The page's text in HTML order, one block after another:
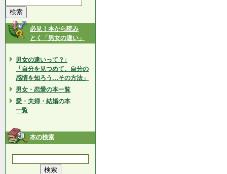
必見！本から読み
とく「男女の違い」
男女の違いって？↓
「自分を見つめて、自分の
感情を知ろう…その方法」
男女・恋愛の本一覧
愛・夫婦・結婚の本
一覧
本の検索